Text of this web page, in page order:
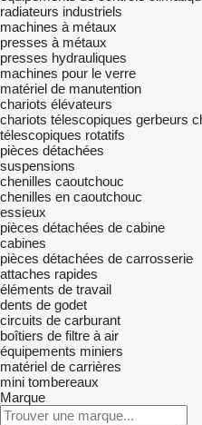
radiateurs industriels
machines à métaux
presses à métaux
presses hydrauliques
machines pour le verre
matériel de manutention
chariots élévateurs
chariots télescopiques gerbeurs
télescopiques rotatifs
pièces détachées
suspensions
chenilles caoutchouc
chenilles en caoutchouc
essieux
pièces détachées de cabine
cabines
pièces détachées de carrosserie
attaches rapides
éléments de travail
dents de godet
circuits de carburant
boîtiers de filtre à air
équipements miniers
matériel de carrières
mini tombereaux
Marque